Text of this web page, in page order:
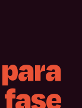
para